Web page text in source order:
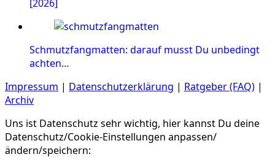
[2026]
Schmutzfangmatten: darauf musst Du unbedingt
achten…
Impressum | Datenschutzerklärung | Ratgeber (FAQ) |
Archiv
Uns ist Datenschutz sehr wichtig, hier kannst Du deine
Datenschutz/Cookie-Einstellungen anpassen/
ändern/speichern: